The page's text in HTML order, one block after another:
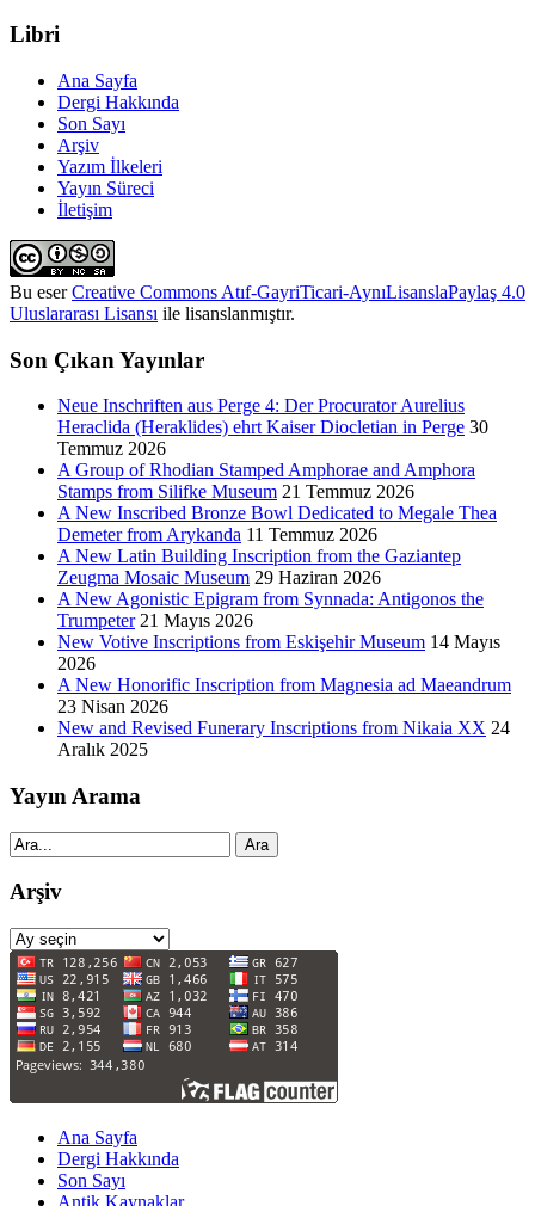
Libri
Ana Sayfa
Dergi Hakkında
Son Sayı
Arşiv
Yazım İlkeleri
Yayın Süreci
İletişim
Bu eserCreative Commons Atıf-GayriTicari-AynıLisanslaPaylaş 4.0
Uluslararası Lisansı ile lisanslanmıştır.
Son Çıkan Yayınlar
Neue Inschriften aus Perge 4: Der Procurator Aurelius
Heraclida (Heraklides) ehrt Kaiser Diocletian in Perge 30
Temmuz 2026
A Group of Rhodian Stamped Amphorae and Amphora
Stamps from Silifke Museum 21 Temmuz 2026
A New Inscribed Bronze Bowl Dedicated to Megale Thea
Demeter from Arykanda 11 Temmuz 2026
A New Latin Building Inscription from the Gaziantep
Zeugma Mosaic Museum 29 Haziran 2026
A New Agonistic Epigram from Synnada: Antigonos the
Trumpeter 21 Mayıs 2026
New Votive Inscriptions from Eskişehir Museum 14 Mayıs
2026
A New Honorific Inscription from Magnesia ad Maeandrum
23 Nisan 2026
New and Revised Funerary Inscriptions from Nikaia XX 24
Aralık 2025
Yayın Arama
Ara
Arşiv
Arşiv
Ana Sayfa
Dergi Hakkında
Son Sayı